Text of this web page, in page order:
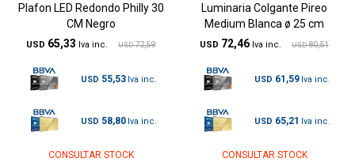
Plafon LED Redondo Philly 30
CM Negro
USD 65,33 USD 72,59
USD 55,53
USD 58,80
CONSULTAR STOCK
Luminaria Colgante Pireo
Medium Blanca ø 25 cm
USD 72,46 USD 80,51
USD 61,59
USD 65,21
CONSULTAR STOCK